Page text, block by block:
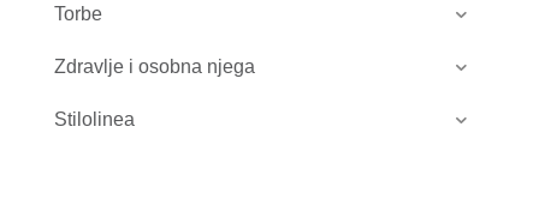
Torbe
Zdravlje i osobna njega
Stilolinea